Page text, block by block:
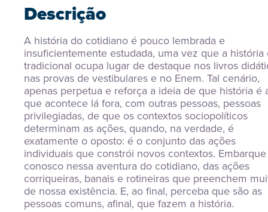
Descrição
A história do cotidiano é pouco lembrada e
insuficientemente estudada, uma vez que a história
tradicional ocupa lugar de destaque nos livros
nas provas de vestibulares e no Enem. Tal cenário,
apenas perpetua e reforça a ideia de que história é
que acontece lá fora, com outras pessoas, pessoas
privilegiadas, de que os contextos sociopolíticos
determinam as ações, quando, na verdade, é
exatamente o oposto: é o conjunto das ações
individuais que constrói novos contextos. Embarque
conosco nessa aventura do cotidiano, das ações
corriqueiras, banais e rotineiras que preenchem
de nossa existência. E, ao final, perceba que são as
pessoas comuns, afinal, que fazem a história.